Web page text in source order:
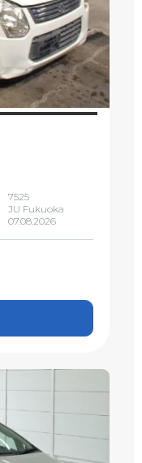
7525
JU Fukuoka
07.08.2026